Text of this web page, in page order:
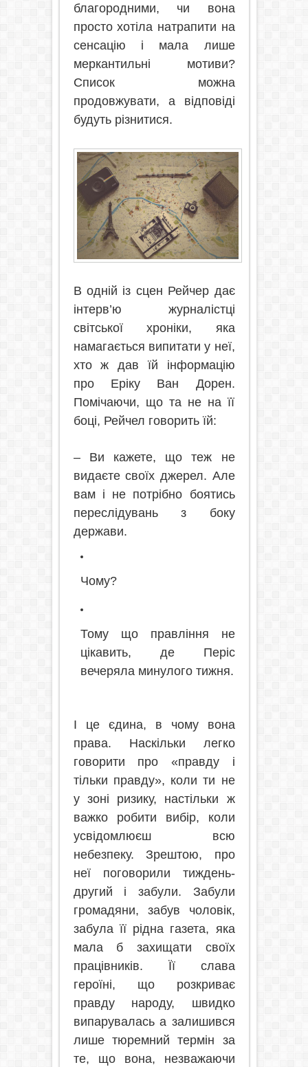
благородними, чи вона
просто хотіла натрапити на
сенсацію і мала лише
меркантильні мотиви?
Список можна
продовжувати, а відповіді
будуть різнитися.
В одній із сцен Рейчер дає
інтерв’ю журналістці
світської хроніки, яка
намагається випитати у неї,
хто ж дав їй інформацію
про Еріку Ван Дорен.
Помічаючи, що та не на її
боці, Рейчел говорить їй:
– Ви кажете, що теж не
видаєте своїх джерел. Але
вам і не потрібно боятись
переслідувань з боку
держави.
Чому?
Тому що правління не
цікавить, де Періс
вечеряла минулого тижня.
І це єдина, в чому вона
права. Наскільки легко
говорити про «правду і
тільки правду», коли ти не
у зоні ризику, настільки ж
важко робити вибір, коли
усвідомлюєш всю
небезпеку. Зрештою, про
неї поговорили тиждень-
другий і забули. Забули
громадяни, забув чоловік,
забула її рідна газета, яка
мала б захищати своїх
працівників. Її слава
героїні, що розкриває
правду народу, швидко
випарувалась а залишився
лише тюремний термін за
те, що вона, незважаючи